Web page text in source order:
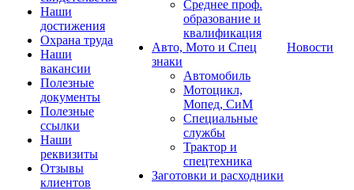
Наши
достижения
Охрана труда
Наши
вакансии
Полезные
документы
Полезные
ссылки
Наши
реквизиты
Отзывы
клиентов
Среднее проф.
образование и
квалификация
Авто, Мото и Спец
знаки
Автомобиль
Мотоцикл,
Мопед, СиМ
Специальные
службы
Трактор и
спецтехника
Заготовки и расходники
Новости